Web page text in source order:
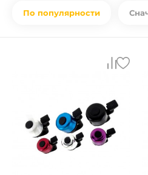
По популярности